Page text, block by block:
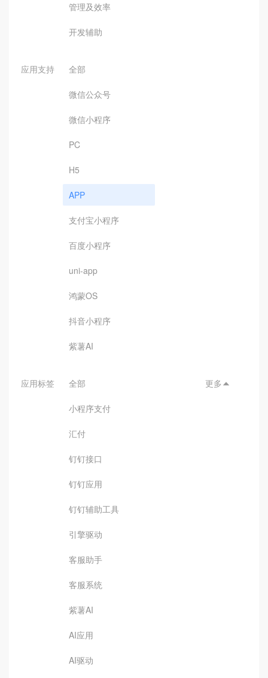
管理及效率
开发辅助
应用支持 全部
微信公众号
微信小程序
PC
H5
APP
支付宝小程序
百度小程序
uni-app
鸿蒙OS
抖音小程序
紫薯AI
应用标签 全部
小程序支付
汇付
钉钉接口
钉钉应用
钉钉辅助工具
引擎驱动
客服助手
客服系统
紫薯AI
AI应用
AI驱动
更多 